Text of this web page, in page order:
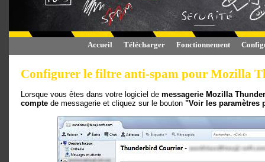
Accueil Télécharger Fonctionnement
Configurer le filtre anti-spam pour Mozilla
Lorsque vous êtes dans votre logiciel de messagerie Mozilla
compte de messagerie et cliquez sur le bouton "Voir les paramètres